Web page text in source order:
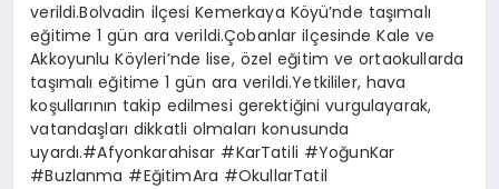
verildi.Bolvadin ilçesi Kemerkaya Köyü’nde taşımalı
eğitime 1 gün ara verildi.Çobanlar ilçesinde Kale ve
Akkoyunlu Köyleri’nde lise, özel eğitim ve ortaokullarda
taşımalı eğitime 1 gün ara verildi.Yetkililer, hava
koşullarının takip edilmesi gerektiğini vurgulayarak,
vatandaşları dikkatli olmaları konusunda
uyardı.#Afyonkarahisar #KarTatili #YoğunKar
#Buzlanma #EğitimAra #OkullarTatil